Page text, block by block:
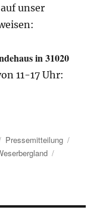
unser
in 31020
11-17 Uhr:
in Lauenstein“
Kategorien
Pressemitteilung